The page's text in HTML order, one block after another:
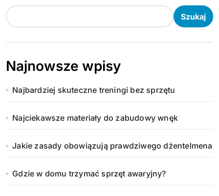
Szukaj
Najnowsze wpisy
Najbardziej skuteczne treningi bez sprzętu
Najciekawsze materiały do zabudowy wnęk
Jakie zasady obowiązują prawdziwego dżentelmena
Gdzie w domu trzymać sprzęt awaryjny?